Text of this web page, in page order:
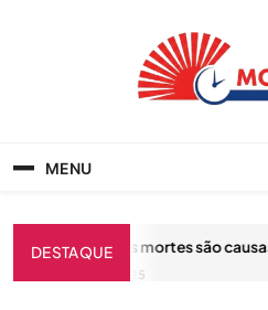
MENU
DESTAQUE
A maioria das mortes são